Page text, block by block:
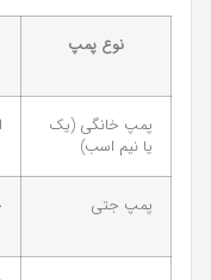
نوع پمپ
پمپ خانگی (یک
یا نیم اسب)
پمپ جتی